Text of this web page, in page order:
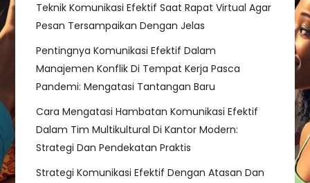
a
t
i
o
n
Teknik Komunikasi Efektif Saat Rapat Virtual Agar
Pesan Tersampaikan Dengan Jelas
Pentingnya Komunikasi Efektif Dalam
Manajemen Konflik Di Tempat Kerja Pasca
Pandemi: Mengatasi Tantangan Baru
Cara Mengatasi Hambatan Komunikasi Efektif
Dalam Tim Multikultural Di Kantor Modern:
Strategi Dan Pendekatan Praktis
Strategi Komunikasi Efektif Dengan Atasan Dan